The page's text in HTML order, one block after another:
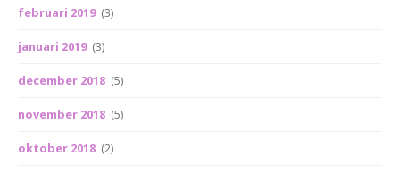
februari 2019 (3)
januari 2019 (3)
december 2018 (5)
november 2018 (5)
oktober 2018 (2)